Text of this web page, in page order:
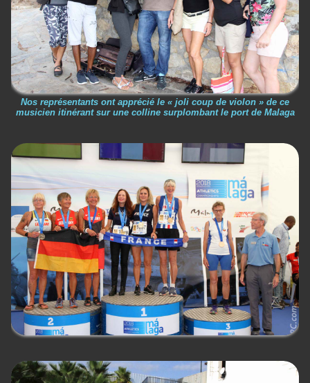
Nos représentants ont apprécié le « joli coup de violon » de ce
musicien itinérant sur une colline surplombant le port de Malaga